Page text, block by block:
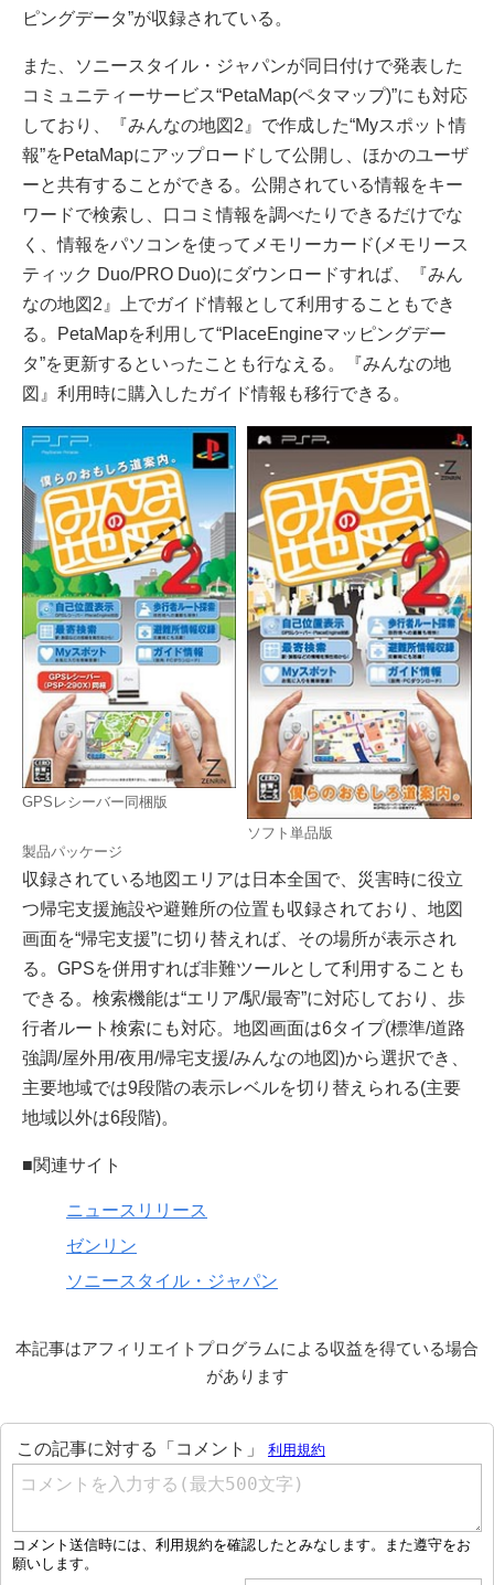
ピングデータ”が収録されている。
また、ソニースタイル・ジャパンが同日付けで発表した
コミュニティーサービス“PetaMap(ペタマップ)”にも対応
しており、『みんなの地図2』で作成した“Myスポット情
報”をPetaMapにアップロードして公開し、ほかのユーザ
ーと共有することができる。公開されている情報をキー
ワードで検索し、口コミ情報を調べたりできるだけでな
く、情報をパソコンを使ってメモリーカード(メモリース
ティック Duo/PRO Duo)にダウンロードすれば、『みん
なの地図2』上でガイド情報として利用することもでき
る。PetaMapを利用して“PlaceEngineマッピングデー
タ”を更新するといったことも行なえる。『みんなの地
図』利用時に購入したガイド情報も移行できる。
GPSレシーバー同梱版
ソフト単品版
製品パッケージ
収録されている地図エリアは日本全国で、災害時に役立
つ帰宅支援施設や避難所の位置も収録されており、地図
画面を“帰宅支援”に切り替えれば、その場所が表示され
る。GPSを併用すれば非難ツールとして利用することも
できる。検索機能は“エリア/駅/最寄”に対応しており、歩
行者ルート検索にも対応。地図画面は6タイプ(標準/道路
強調/屋外用/夜用/帰宅支援/みんなの地図)から選択でき、
主要地域では9段階の表示レベルを切り替えられる(主要
地域以外は6段階)。
■関連サイト
ニュースリリース
ゼンリン
ソニースタイル・ジャパン
本記事はアフィリエイトプログラムによる収益を得ている場合
があります